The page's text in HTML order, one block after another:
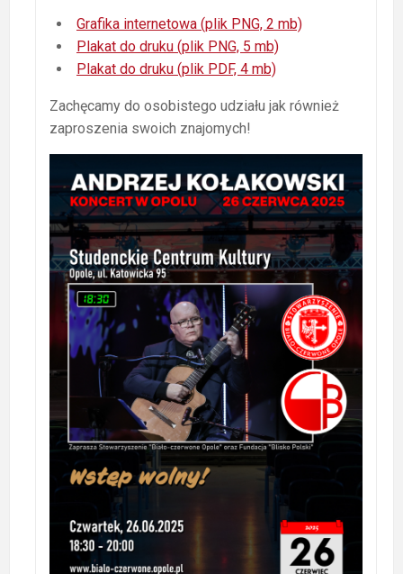
Grafika internetowa (plik PNG, 2 mb)
Plakat do druku (plik PNG, 5 mb)
Plakat do druku (plik PDF, 4 mb)
Zachęcamy do osobistego udziału jak również
zaproszenia swoich znajomych!